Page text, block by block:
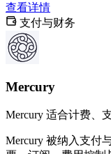
查看详情
支付与财务
Mercury
Mercury 适合计费、
Mercury 被纳入支付